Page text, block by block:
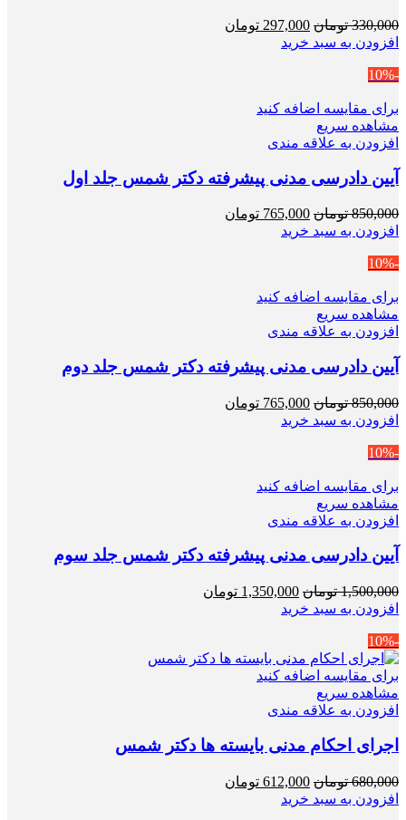
330,000 تومان قیمت
اصلی
297,000 تومان
افزودن به سبد خرید
-10%
برای مقایسه اضافه کنید
مشاهده سریع
افزودن به علاقه مندی
آیین دادرسی مدنی پیشرفته دکتر شمس جلد اول
850,000 تومان قیمت
اصلی
765,000 تومان
افزودن به سبد خرید
-10%
برای مقایسه اضافه کنید
مشاهده سریع
افزودن به علاقه مندی
آیین دادرسی مدنی پیشرفته دکتر شمس جلد دوم
850,000 تومان قیمت
اصلی
765,000 تومان
افزودن به سبد خرید
-10%
برای مقایسه اضافه کنید
مشاهده سریع
افزودن به علاقه مندی
آیین دادرسی مدنی پیشرفته دکتر شمس جلد سوم
1,500,000 تومان قیمت
اصلی
1,350,000 تومان
افزودن به سبد خرید
-10%
برای مقایسه اضافه کنید
مشاهده سریع
افزودن به علاقه مندی
اجرای احکام مدنی بایسته ها دکتر شمس
680,000 تومان قیمت
اصلی
612,000 تومان
افزودن به سبد خرید